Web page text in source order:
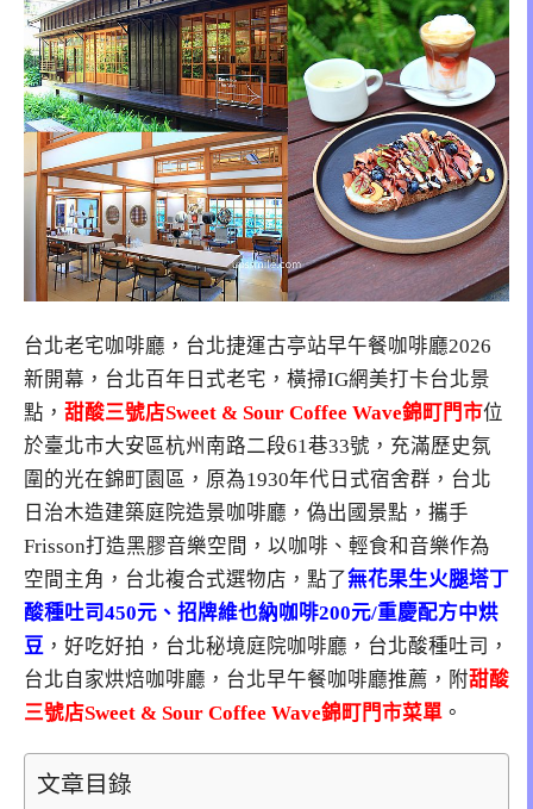
台北老宅咖啡廳，台北捷運古亭站早午餐咖啡廳2026
新開幕，台北百年日式老宅，橫掃IG網美打卡台北景
點， 甜酸三號店Sweet & Sour Coffee Wave錦町門市位
於臺北市大安區杭州南路二段61巷33號，充滿歷史氛
圍的光在錦町園區，原為1930年代日式宿舍群，台北
日治木造建築庭院造景咖啡廳，偽出國景點，攜手
Frisson打造黑膠音樂空間，以咖啡、輕食和音樂作為
空間主角，台北複合式選物店，點了無花果生火腿塔丁
酸種吐司450元、招牌維也納咖啡200元/重慶配方中烘
豆 ，好吃好拍，台北秘境庭院咖啡廳，台北酸種吐司，
台北自家烘焙咖啡廳，台北早午餐咖啡廳推薦，附甜酸
三號店Sweet & Sour Coffee Wave錦町門市菜單 。
文章目錄